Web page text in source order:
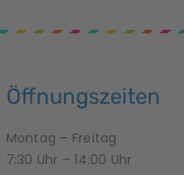
Öffnungszeiten
Montag – Freitag
7:30 Uhr – 14:00 Uhr